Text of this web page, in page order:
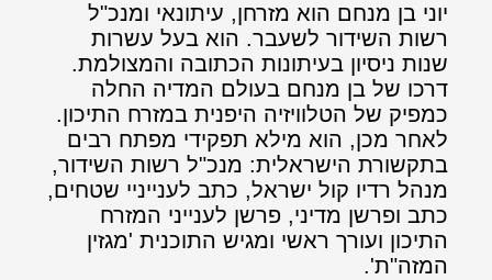
יוני בן מנחם הוא מזרחן, עיתונאי ומנכ"ל
רשות השידור לשעבר. הוא בעל עשרות
שנות ניסיון בעיתונות הכתובה והמצולמת.
דרכו של בן מנחם בעולם המדיה החלה
כמפיק של הטלוויזיה היפנית במזרח התיכון.
לאחר מכן, הוא מילא תפקידי מפתח רבים
בתקשורת הישראלית: מנכ"ל רשות השידור,
מנהל רדיו קול ישראל, כתב לענייניי שטחים,
כתב ופרשן מדיני, פרשן לענייני המזרח
התיכון ועורך ראשי ומגיש התוכנית 'מגזין
המזה"ת'.